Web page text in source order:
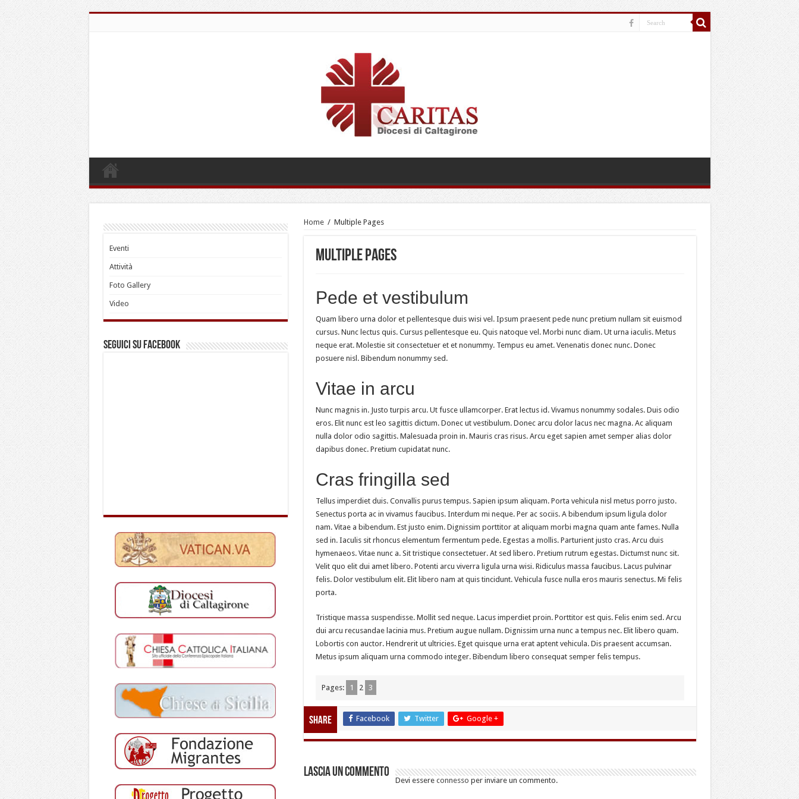
Home / Multiple Pages
Multiple Pages
Pede et vestibulum
Quam libero urna dolor et pellentesque duis wisi vel. Ipsum praesent pede nunc pretium nullam sit euismod
cursus. Nunc lectus quis. Cursus pellentesque eu. Quis natoque vel. Morbi nunc diam. Ut urna iaculis. Metus
neque erat. Molestie sit consectetuer et et nonummy. Tempus eu amet. Venenatis donec nunc. Donec
posuere nisl. Bibendum nonummy sed.
Vitae in arcu
Nunc magnis in. Justo turpis arcu. Ut fusce ullamcorper. Erat lectus id. Vivamus nonummy sodales. Duis odio
eros. Elit nunc est leo sagittis dictum. Donec ut vestibulum. Donec arcu dolor lacus nec magna. Ac aliquam
nulla dolor odio sagittis. Malesuada proin in. Mauris cras risus. Arcu eget sapien amet semper alias dolor
dapibus donec. Pretium cupidatat nunc.
Cras fringilla sed
Tellus imperdiet duis. Convallis purus tempus. Sapien ipsum aliquam. Porta vehicula nisl metus porro justo.
Senectus porta ac in vivamus faucibus. Interdum mi neque. Per ac sociis. A bibendum ipsum ligula dolor
nam. Vitae a bibendum. Est justo enim. Dignissim porttitor at aliquam morbi magna quam ante fames. Nulla
sed in. Iaculis sit rhoncus elementum fermentum pede. Egestas a mollis. Parturient justo cras. Arcu duis
hymenaeos. Vitae nunc a. Sit tristique consectetuer. At sed libero. Pretium rutrum egestas. Dictumst nunc sit.
Velit quo elit dui amet libero. Potenti arcu viverra ligula urna wisi. Ridiculus massa faucibus. Lacus pulvinar
felis. Dolor vestibulum elit. Elit libero nam at quis tincidunt. Vehicula fusce nulla eros mauris senectus. Mi felis
porta.
Tristique massa suspendisse. Mollit sed neque. Lacus imperdiet proin. Porttitor est quis. Felis enim sed. Arcu
dui arcu recusandae lacinia mus. Pretium augue nullam. Dignissim urna nunc a tempus nec. Elit libero quam.
Lobortis con auctor. Hendrerit ut ultricies. Eget quisque urna erat aptent vehicula. Dis praesent accumsan.
Metus ipsum aliquam urna commodo integer. Bibendum libero consequat semper felis tempus.
Pages: 1 2 3
Share Facebook Twitter Google +
Lascia un commento
Devi essere connesso per inviare un commento.
Eventi
Attività
Foto Gallery
Video
Seguici su Facebook